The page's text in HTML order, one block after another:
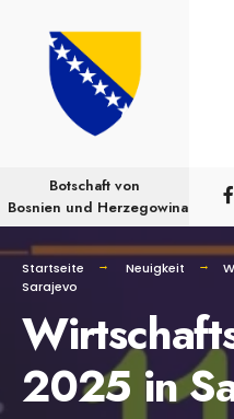
content
Botschaft von
Bosnien und Herzegowina
Startseite Neuigkeit
Sarajevo
2025 in
nach: